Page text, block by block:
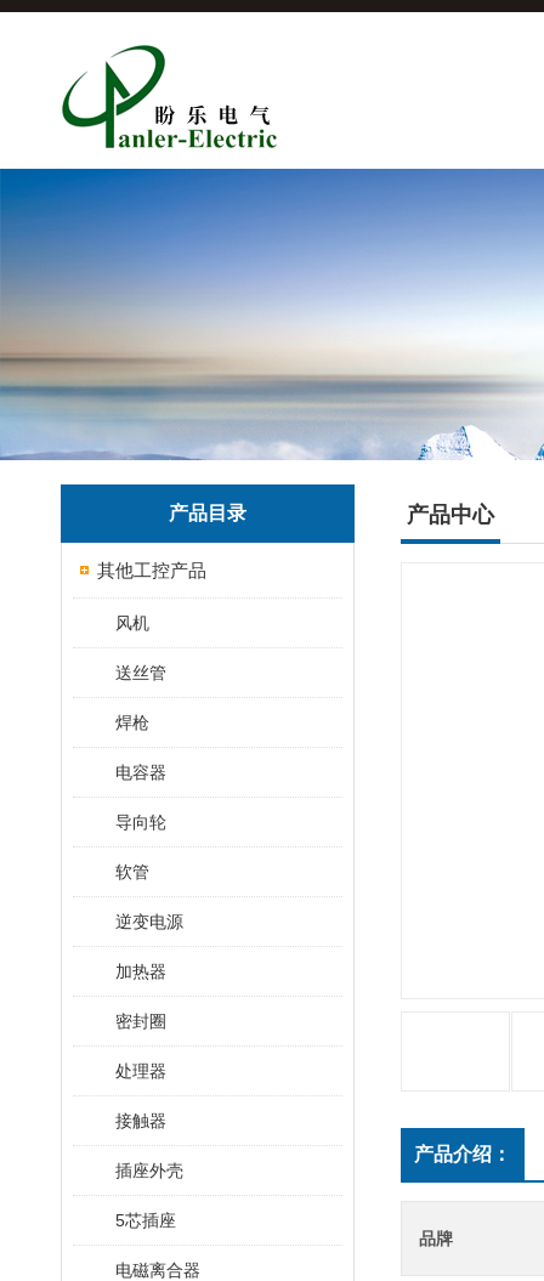
产品目录
其他工控产品
风机
送丝管
焊枪
电容器
导向轮
软管
逆变电源
加热器
密封圈
处理器
接触器
插座外壳
5芯插座
电磁离合器
产品中心
产品介绍：
品牌